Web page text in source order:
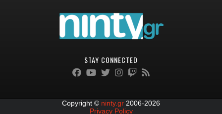
STAY CONNECTED
Copyright © ninty.gr 2006-2026
Privacy Policy